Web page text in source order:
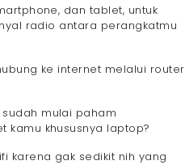
dan tablet, untuk
radio antara perangkatmu
ke internet melalui router
mulai paham
khususnya laptop?
karena gak sedikit nih yang